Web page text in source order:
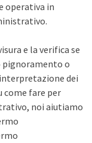
operativa in
e la verifica se
pignoramento o
dei
come fare per
noi aiutiamo